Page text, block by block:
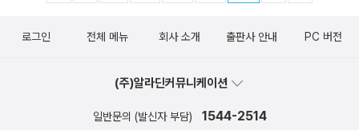
로그인 전체 메뉴 회사 소개 출판사 안내 PC 버전
(주)알라딘커뮤니케이션
일반문의 (발신자 부담) 1544-2514